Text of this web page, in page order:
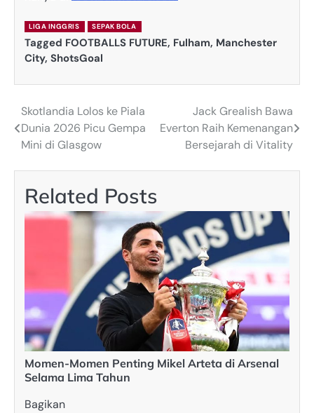
LIGA INGGRIS SEPAK BOLA
Tagged FOOTBALLS FUTURE, Fulham, Manchester
City, ShotsGoal
Post
navigation
Skotlandia Lolos ke Piala
Dunia 2026 Picu Gempa
Mini di Glasgow
Jack Grealish Bawa
Everton Raih Kemenangan
Bersejarah di Vitality
Related Posts
Momen-Momen Penting Mikel Arteta di Arsenal
Selama Lima Tahun​
Bagikan